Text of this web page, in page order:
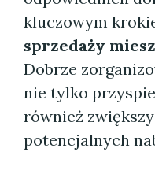
kluczowym
sprzedaży
Dobrze
nie tylko
również
potencjalnych